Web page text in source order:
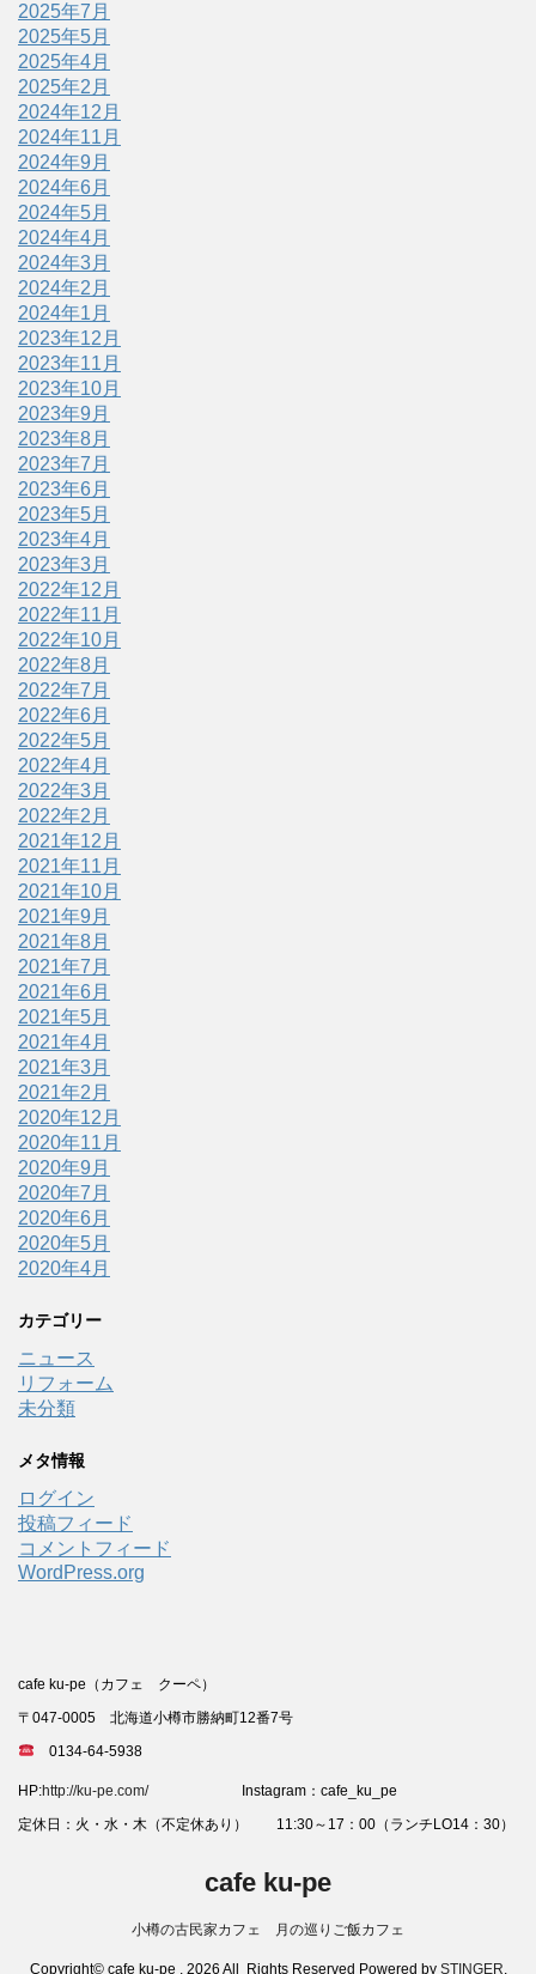
2025年7月
2025年5月
2025年4月
2025年2月
2024年12月
2024年11月
2024年9月
2024年6月
2024年5月
2024年4月
2024年3月
2024年2月
2024年1月
2023年12月
2023年11月
2023年10月
2023年9月
2023年8月
2023年7月
2023年6月
2023年5月
2023年4月
2023年3月
2022年12月
2022年11月
2022年10月
2022年8月
2022年7月
2022年6月
2022年5月
2022年4月
2022年3月
2022年2月
2021年12月
2021年11月
2021年10月
2021年9月
2021年8月
2021年7月
2021年6月
2021年5月
2021年4月
2021年3月
2021年2月
2020年12月
2020年11月
2020年9月
2020年7月
2020年6月
2020年5月
2020年4月
カテゴリー
ニュース
リフォーム
未分類
メタ情報
ログイン
投稿フィード
コメントフィード
WordPress.org
cafe ku-pe（カフェ クーペ）
〒047-0005 北海道小樽市勝納町12番7号
0134-64-5938
HP:http://ku-pe.com/
Instagram：cafe_ku_pe
定休日：火・水・木（不定休あり） 11:30～17：00（ランチLO14：30）
cafe ku-pe
小樽の古民家カフェ 月の巡りご飯カフェ
Copyright© cafe ku-pe , 2026 All Rights Reserved Powered by STINGER.